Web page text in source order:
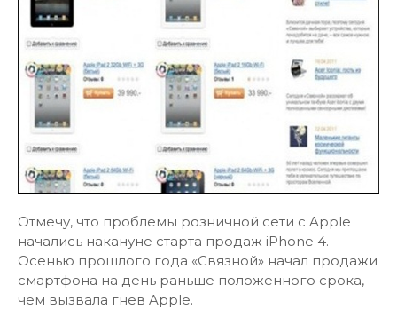
Отмечу, что проблемы розничной сети с Apple
начались накануне старта продаж iPhone 4.
Осенью прошлого года «Связной» начал продажи
смартфона на день раньше положенного срока,
чем вызвала гнев Apple.